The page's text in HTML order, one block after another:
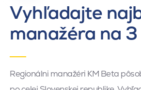
Vyhľadajte
manažéra na 3
Regionálni manažéri KM Beta